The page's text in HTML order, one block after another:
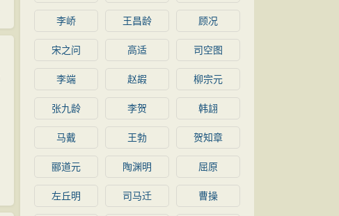
李峤 王昌龄 顾况
宋之问 高适 司空图
李端 赵嘏 柳宗元
张九龄 李贺 韩翃
马戴 王勃 贺知章
郦道元 陶渊明 屈原
左丘明 司马迁 曹操